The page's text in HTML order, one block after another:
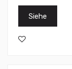
Siehe